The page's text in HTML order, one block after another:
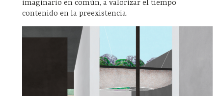
imaginario en común, a valorizar el tiempo
contenido en la preexistencia.